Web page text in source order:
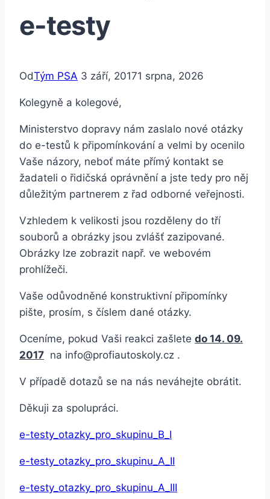
e-testy
OdTým PSA 3 září, 20171 srpna, 2026
Kolegyně a kolegové,
Ministerstvo dopravy nám zaslalo nové otázky
do e-testů k připomínkování a velmi by ocenilo
Vaše názory, neboť máte přímý kontakt se
žadateli o řidičská oprávnění a jste tedy pro něj
důležitým partnerem z řad odborné veřejnosti.
Vzhledem k velikosti jsou rozděleny do tří
souborů a obrázky jsou zvlášť zazipované.
Obrázky lze zobrazit např. ve webovém
prohlížeči.
Vaše odůvodněné konstruktivní připomínky
pište, prosím, s číslem dané otázky.
Oceníme, pokud Vaši reakci zašlete do 14. 09.
2017 na info@profiautoskoly.cz .
V případě dotazů se na nás neváhejte obrátit.
Děkuji za spolupráci.
e-testy_otazky_pro_skupinu_B_I
e-testy_otazky_pro_skupinu_A_II
e-testy_otazky_pro_skupinu_A_III